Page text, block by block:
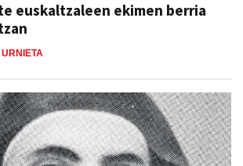
euskaltzaleen ekimen berria
URNIETA